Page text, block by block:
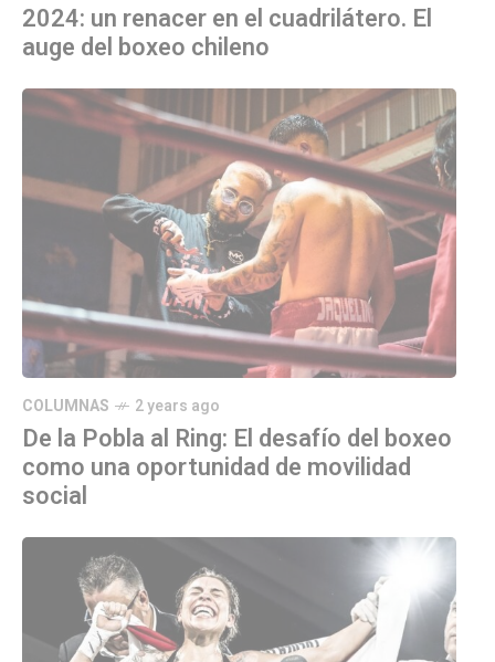
2024: un renacer en el cuadrilátero. El
auge del boxeo chileno
COLUMNAS 2 years ago
De la Pobla al Ring: El desafío del boxeo
como una oportunidad de movilidad
social